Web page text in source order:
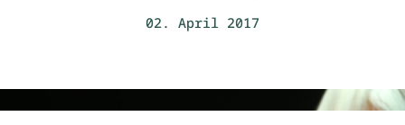
02. April 2017